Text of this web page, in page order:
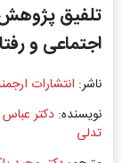
تلفیق
اجتماعی و
ناشر: انتشارات
نویسنده: دکتر
تدلی